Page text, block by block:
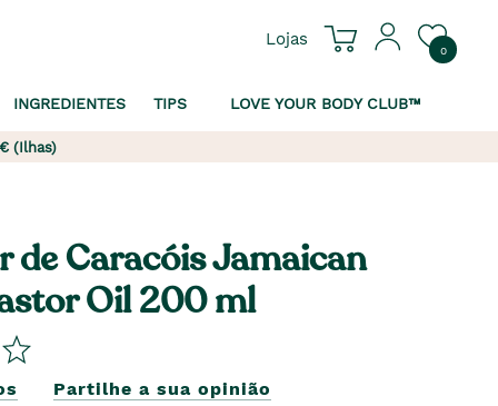
Lojas
0
INGREDIENTES TIPS LOVE YOUR BODY CLUB™
(Ilhas)
de Caracóis Jamaican
Oil 200 ml
Partilhe a sua opinião